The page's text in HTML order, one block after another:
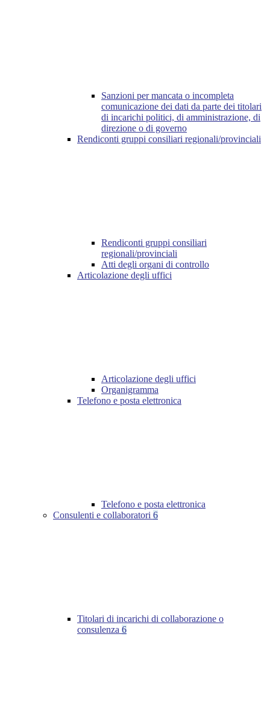
Sanzioni per mancata o incompleta
comunicazione dei dati da parte dei titolari
di incarichi politici, di amministrazione, di
direzione o di governo
Rendiconti gruppi consiliari regionali/provinciali
Rendiconti gruppi consiliari
regionali/provinciali
Atti degli organi di controllo
Articolazione degli uffici
Articolazione degli uffici
Organigramma
Telefono e posta elettronica
Telefono e posta elettronica
Consulenti e collaboratori 6
Titolari di incarichi di collaborazione o
consulenza 6